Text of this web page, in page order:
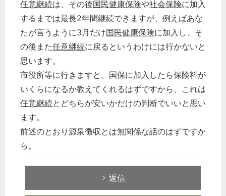
任意継続は、その後国民健康保険や社会保険に加入
するまでは最長2年間継続できますが、例えばあな
たが言うように3月だけ国民健康保険に加入し、そ
の後また任意継続に戻るというわけには行かないと
思います。
市役所等に行きますと、国保に加入したら保険料が
いくらになるか教えてくれるはずですから、これは
任意継続とどちらが安いかだけの判断でいいと思い
ます。
前述のとおり源泉徴収とは無関係な話のはずですか
ら。
返信